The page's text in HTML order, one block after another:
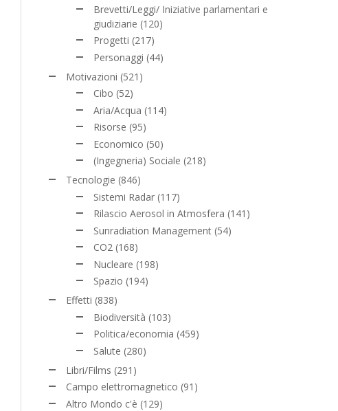
Brevetti/Leggi/ Iniziative parlamentari e
giudiziarie (120)
Progetti (217)
Personaggi (44)
Motivazioni (521)
Cibo (52)
Aria/Acqua (114)
Risorse (95)
Economico (50)
(Ingegneria) Sociale (218)
Tecnologie (846)
Sistemi Radar (117)
Rilascio Aerosol in Atmosfera (141)
Sunradiation Management (54)
CO2 (168)
Nucleare (198)
Spazio (194)
Effetti (838)
Biodiversità (103)
Politica/economia (459)
Salute (280)
Libri/Films (291)
Campo elettromagnetico (91)
Altro Mondo c'è (129)